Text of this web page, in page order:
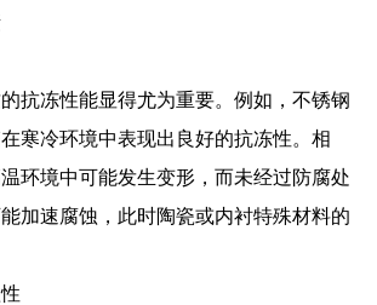
抗冻性能显得尤为重要。例如，不锈钢
寒冷环境中表现出良好的抗冻性。相
环境中可能发生变形，而未经过防腐处
加速腐蚀，此时陶瓷或内衬特殊材料的